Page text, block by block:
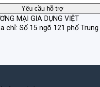
MẠI GIA DỤNG VIỆT
chỉ: Số 15 ngõ 121 phố Trung